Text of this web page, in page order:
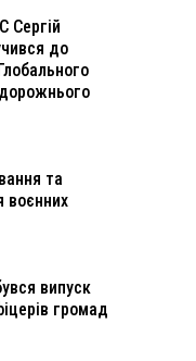
Сергій
до
та
воєнних
випуск
громад